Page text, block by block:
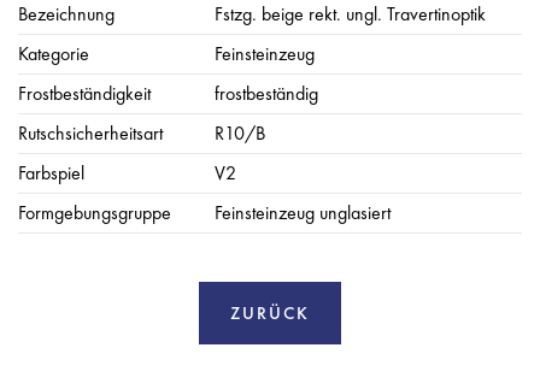
Bezeichnung
Fstzg. beige rekt. ungl. Travertinoptik
Kategorie
Feinsteinzeug
Frostbeständigkeit
frostbeständig
Rutschsicherheitsart
R10/B
Farbspiel
V2
Formgebungsgruppe
Feinsteinzeug unglasiert
ZURÜCK